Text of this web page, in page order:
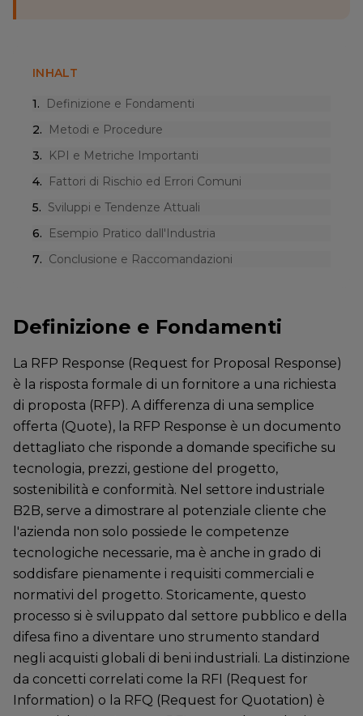
INHALT
1.
Definizione e Fondamenti
2.
Metodi e Procedure
3.
KPI e Metriche Importanti
4.
Fattori di Rischio ed Errori Comuni
5. Sviluppi e Tendenze Attuali
6.
Esempio Pratico dall'Industria
7. Conclusione e Raccomandazioni
Definizione e Fondamenti
La RFP Response (Request for Proposal Response)
è la risposta formale di un fornitore a una richiesta
di proposta (RFP). A differenza di una semplice
offerta (Quote), la RFP Response è un documento
dettagliato che risponde a domande specifiche su
tecnologia, prezzi, gestione del progetto,
sostenibilità e conformità. Nel settore industriale
B2B, serve a dimostrare al potenziale cliente che
l'azienda non solo possiede le competenze
tecnologiche necessarie, ma è anche in grado di
soddisfare pienamente i requisiti commerciali e
normativi del progetto. Storicamente, questo
processo si è sviluppato dal settore pubblico e della
difesa fino a diventare uno strumento standard
negli acquisti globali di beni industriali. La distinzione
da concetti correlati come la RFI (Request for
Information) o la RFQ (Request for Quotation) è